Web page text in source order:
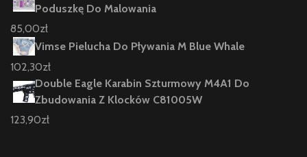
Poduszkę Do Malowania
85,00zł
Vimse Pielucha Do Pływania M Blue Whale
102,30zł
Double Eagle Karabin Szturmowy M4A1 Do
Zbudowania Z Klocków C81005W
123,90zł